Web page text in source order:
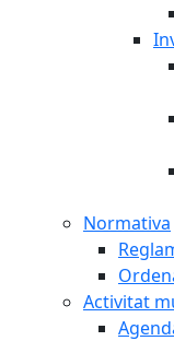
Normativa
Activitat